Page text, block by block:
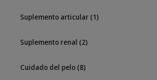
Suplemento articular (1)
Suplemento renal (2)
Cuidado del pelo (8)